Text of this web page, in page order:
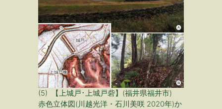
(5) 【上城戸･上城戸砦】(福井県福井市)
赤色立体図(川越光洋・石川美咲 2020年)か